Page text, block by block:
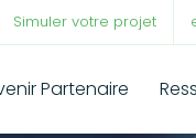
Simuler votre projet
Partenaire